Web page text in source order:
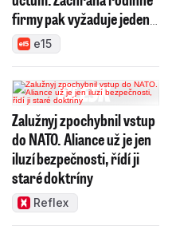
firmy pak vyžaduje jeden
zásadní krok
e15
Zalužnyj zpochybnil vstup
do NATO. Aliance už je jen
iluzí bezpečnosti, řídí ji
staré doktríny
Reflex